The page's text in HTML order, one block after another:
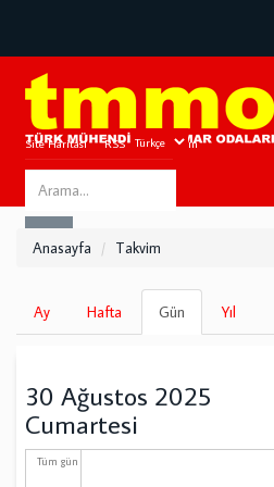
Site Haritası RSS Bize Ulaşın
Search
this
Anasayfa Takvim
Birincil
sekmeler
Ay Hafta Gün
sekme)
Yıl
30 Ağustos 2025
Cumartesi
Tüm gün